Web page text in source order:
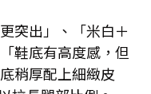
突出」、「米白＋
鞋底有高度感，但
稍厚配上細緻皮